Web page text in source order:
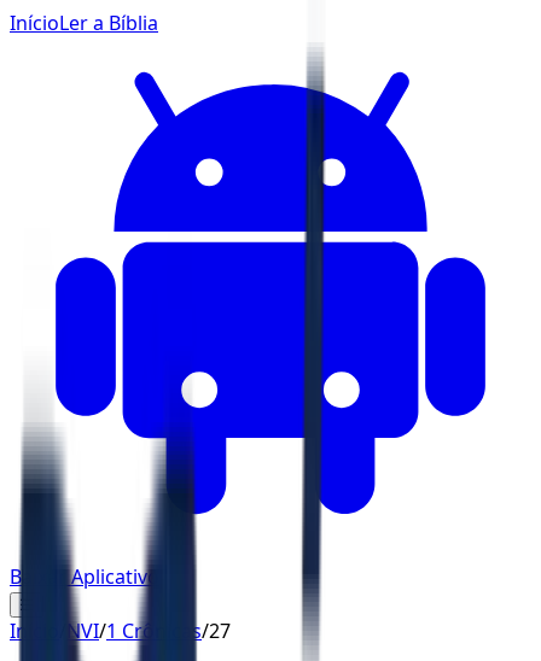
InícioLer a Bíblia
Baixar Aplicativo
☰
Início NVI/1 Crônicas/27